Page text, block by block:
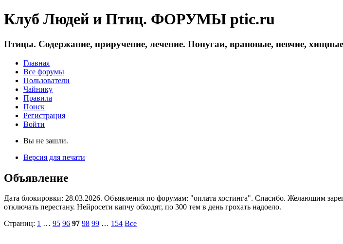
Клуб Людей и Птиц. ФОРУМЫ ptic.ru
Птицы. Содержание, приручение, лечение. Попугаи, врановые, певчие,
Главная
Все форумы
Пользователи
Чайнику
Правила
Поиск
Регистрация
Войти
Вы не зашли.
Версия для печати
Объявление
Дата блокировки: 28.03.2026. Объявления по форумам: "оплата хостинга". Спасибо. Желающим
отключать перестану. Нейросети капчу обходят, по 300 тем в день грохать надоело.
Страниц: 1 … 95 96 97 98 99 … 154 Все